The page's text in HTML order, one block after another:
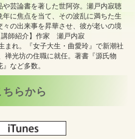
や芸論書を著した世阿弥。瀬戸内寂聴
に焦点を当て、その波乱に満ちた生
の出来事を昇華させ、彼が老いの境
講師紹介】作家 瀬戸内寂
。『女子大生・曲愛玲』で新潮社
禅光坊の住職に就任。著書『源氏物
など多数。
らから